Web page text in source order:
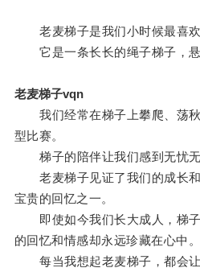
老麦梯子是我们小时候最喜欢
它是一条长长的绳子梯子，悬
老麦梯子vqn
我们经常在梯子上攀爬、荡秋
型比赛。
梯子的陪伴让我们感到无忧无
老麦梯子见证了我们的成长和
宝贵的回忆之一。
即使如今我们长大成人，梯子
的回忆和情感却永远珍藏在心中。
每当我想起老麦梯子，都会让